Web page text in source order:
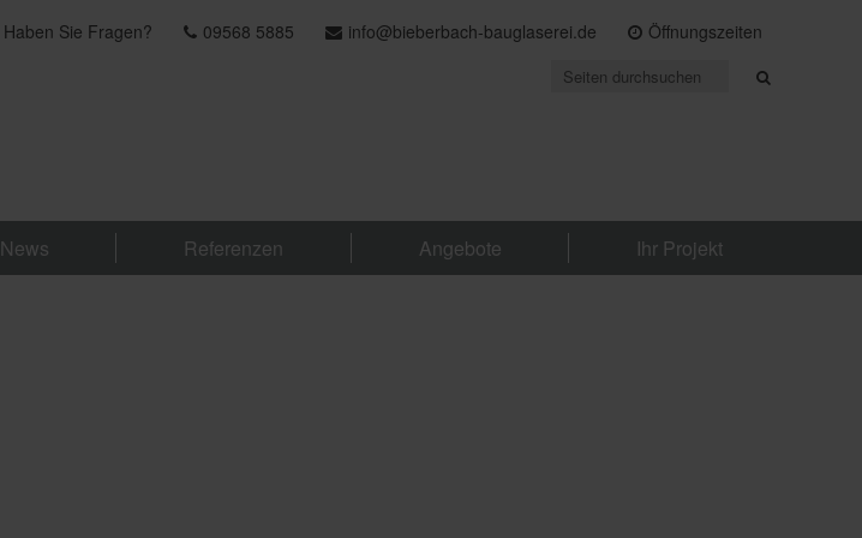
Haben Sie Fragen? 09568 5885 info@bieberbach-bauglaserei.de Öffnungszeiten
News Referenzen Angebote Ihr Projekt